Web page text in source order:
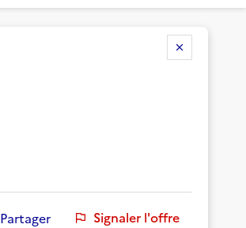
Partager Signaler l'offre